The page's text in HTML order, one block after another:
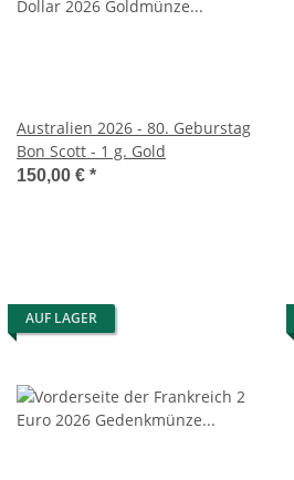
Australien 2026 - 80. Geburstag
Bon Scott - 1 g. Gold
150,00 € *
AUF LAGER